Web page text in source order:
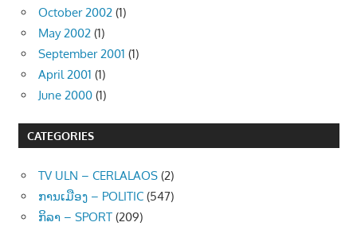
October 2002 (1)
May 2002 (1)
September 2001 (1)
April 2001 (1)
June 2000 (1)
CATEGORIES
TV ULN – CERLALAOS (2)
ການເມືອງ – POLITIC (547)
ກິລາ – SPORT (209)